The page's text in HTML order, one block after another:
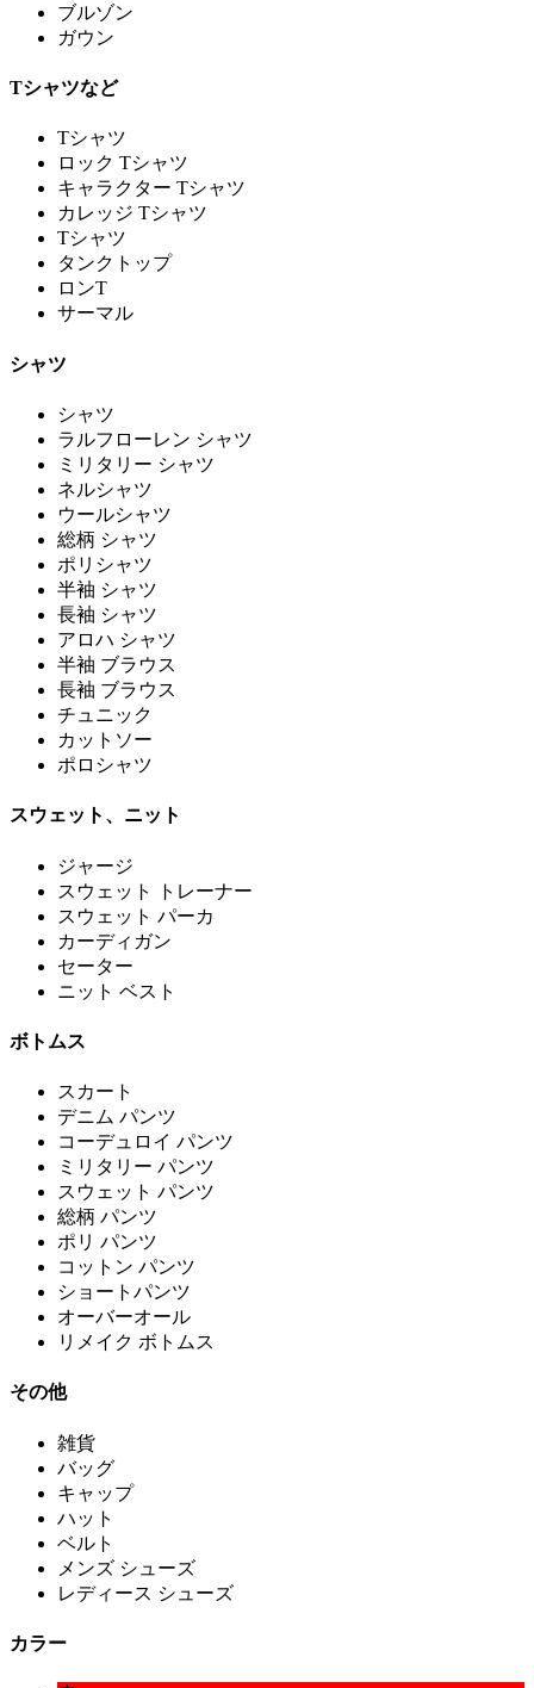
ブルゾン
ガウン
Tシャツなど
Tシャツ
ロック Tシャツ
キャラクター Tシャツ
カレッジ Tシャツ
Tシャツ
タンクトップ
ロンT
サーマル
シャツ
シャツ
ラルフローレン シャツ
ミリタリー シャツ
ネルシャツ
ウールシャツ
総柄 シャツ
ポリシャツ
半袖 シャツ
長袖 シャツ
アロハ シャツ
半袖 ブラウス
長袖 ブラウス
チュニック
カットソー
ポロシャツ
スウェット、ニット
ジャージ
スウェット トレーナー
スウェット パーカ
カーディガン
セーター
ニット ベスト
ボトムス
スカート
デニム パンツ
コーデュロイ パンツ
ミリタリー パンツ
スウェット パンツ
総柄 パンツ
ポリ パンツ
コットン パンツ
ショートパンツ
オーバーオール
リメイク ボトムス
その他
雑貨
バッグ
キャップ
ハット
ベルト
メンズ シューズ
レディース シューズ
カラー